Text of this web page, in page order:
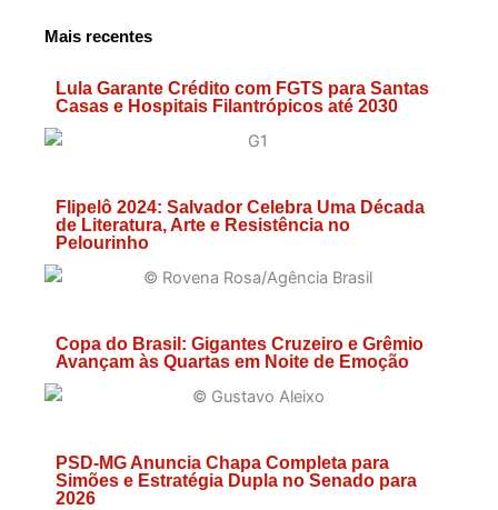
Mais recentes
Lula Garante Crédito com FGTS para Santas
Casas e Hospitais Filantrópicos até 2030
Flipelô 2024: Salvador Celebra Uma Década
de Literatura, Arte e Resistência no
Pelourinho
Copa do Brasil: Gigantes Cruzeiro e Grêmio
Avançam às Quartas em Noite de Emoção
PSD-MG Anuncia Chapa Completa para
Simões e Estratégia Dupla no Senado para
2026